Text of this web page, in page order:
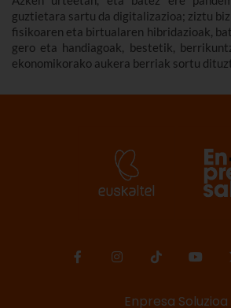
guztietara sartu da digitalizazioa; ziztu
fisikoaren eta birtualaren hibridazioak,
gero eta handiagoak, bestetik,
ekonomikorako aukera berriak sortu
Enpresa Soluzioa